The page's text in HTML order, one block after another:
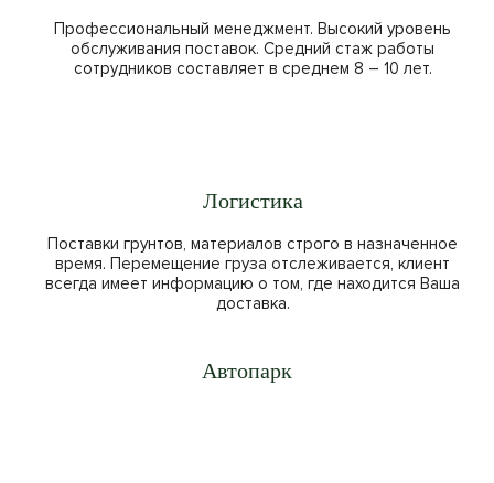
Профессиональный менеджмент. Высокий уровень
обслуживания поставок. Средний стаж работы
сотрудников составляет в среднем 8 – 10 лет.
Логистика
Поставки грунтов, материалов строго в назначенное
время. Перемещение груза отслеживается, клиент
всегда имеет информацию о том, где находится Ваша
доставка.
Автопарк